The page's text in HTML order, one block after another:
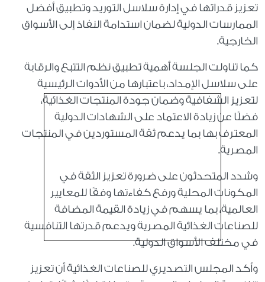
تعزيز قدراتها في إدارة سلاسل التوريد وتطبيق أفضل
الممارسات الدولية لضمان استدامة النفاذ إلى الأسواق
الخارجية.
كما تناولت الجلسة أهمية تطبيق نظم التتبع والرقابة
على سلاسل الإمداد، باعتبارها من الأدوات الرئيسية
لتعزيز الشفافية وضمان جودة المنتجات الغذائية،
فضلًا عن زيادة الاعتماد على الشهادات الدولية
المعترف بها بما يدعم ثقة المستوردين في المنتجات
المصرية.
وشدد المتحدثون على ضرورة تعزيز الثقة في
المكونات المحلية ورفع كفاءتها وفقًا للمعايير
العالمية، بما يسهم في زيادة القيمة المضافة
للصناعات الغذائية المصرية ويدعم قدرتها التنافسية
في مختلف الأسواق الدولية.
وأكد المجلس التصديري للصناعات الغذائية أن تعزيز